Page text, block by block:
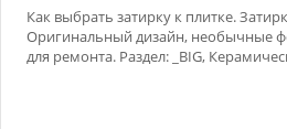
Как выбрать затирку к плитке.
Оригинальный дизайн, необычные
для ремонта. Раздел: _BIG,